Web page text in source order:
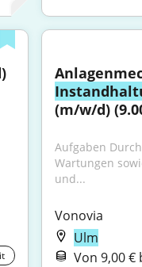
(m/w/d)
Aufgaben
Wartungen
und...
Vonovia
Ulm
Von 9,00 €